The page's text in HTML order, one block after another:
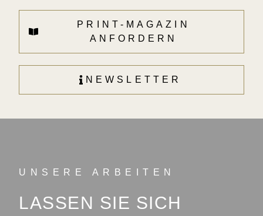
PRINT-MAGAZIN
ANFORDERN
NEWSLETTER
UNSERE ARBEITEN
LASSEN SIE SICH